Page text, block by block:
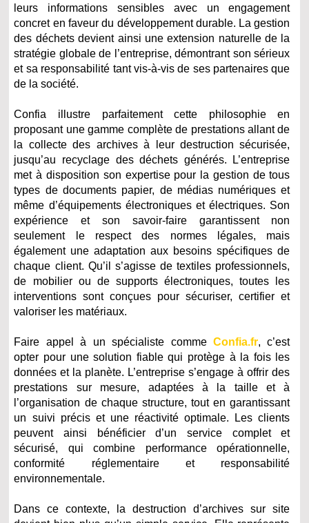
leurs informations sensibles avec un engagement
concret en faveur du développement durable. La gestion
des déchets devient ainsi une extension naturelle de la
stratégie globale de l’entreprise, démontrant son sérieux
et sa responsabilité tant vis-à-vis de ses partenaires que
de la société.
Confia illustre parfaitement cette philosophie en
proposant une gamme complète de prestations allant de
la collecte des archives à leur destruction sécurisée,
jusqu’au recyclage des déchets générés. L’entreprise
met à disposition son expertise pour la gestion de tous
types de documents papier, de médias numériques et
même d’équipements électroniques et électriques. Son
expérience et son savoir-faire garantissent non
seulement le respect des normes légales, mais
également une adaptation aux besoins spécifiques de
chaque client. Qu’il s’agisse de textiles professionnels,
de mobilier ou de supports électroniques, toutes les
interventions sont conçues pour sécuriser, certifier et
valoriser les matériaux.
Faire appel à un spécialiste commeConfia.fr, c’est
opter pour une solution fiable qui protège à la fois les
données et la planète. L’entreprise s’engage à offrir des
prestations sur mesure, adaptées à la taille et à
l’organisation de chaque structure, tout en garantissant
un suivi précis et une réactivité optimale. Les clients
peuvent ainsi bénéficier d’un service complet et
sécurisé, qui combine performance opérationnelle,
conformité réglementaire et responsabilité
environnementale.
Dans ce contexte, la destruction d’archives sur site